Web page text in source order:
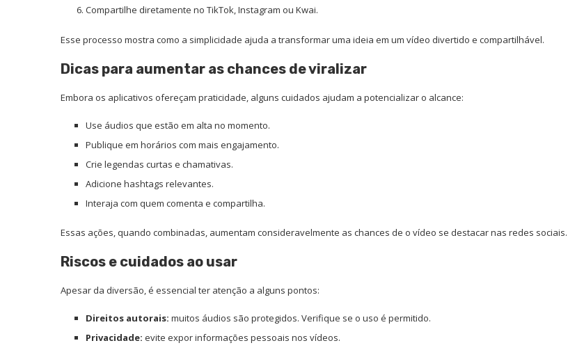
Compartilhe diretamente no TikTok, Instagram ou Kwai.
Esse processo mostra como a simplicidade ajuda a transformar uma ideia em um vídeo divertido e compartilhável.
Dicas para aumentar as chances de viralizar
Embora os aplicativos ofereçam praticidade, alguns cuidados ajudam a potencializar o alcance:
Use áudios que estão em alta no momento.
Publique em horários com mais engajamento.
Crie legendas curtas e chamativas.
Adicione hashtags relevantes.
Interaja com quem comenta e compartilha.
Essas ações, quando combinadas, aumentam consideravelmente as chances de o vídeo se destacar nas redes sociais.
Riscos e cuidados ao usar
Apesar da diversão, é essencial ter atenção a alguns pontos:
Direitos autorais: muitos áudios são protegidos. Verifique se o uso é permitido.
Privacidade: evite expor informações pessoais nos vídeos.